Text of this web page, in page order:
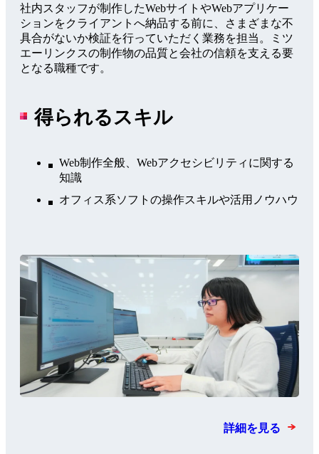
社内スタッフが制作したWebサイトやWebアプリケー
ションをクライアントへ納品する前に、さまざまな不
具合がないか検証を行っていただく業務を担当。ミツ
エーリンクスの制作物の品質と会社の信頼を支える要
となる職種です。
得られるスキル
Web制作全般、Webアクセシビリティに関する
知識
オフィス系ソフトの操作スキルや活用ノウハウ
詳細を見る